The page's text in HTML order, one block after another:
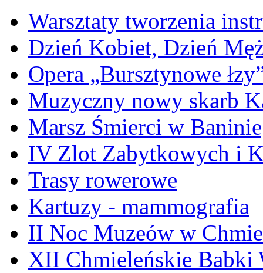
Warsztaty tworzenia
Dzień Kobiet, Dzień
Opera „Bursztynowe
Muzyczny nowy skarb
Marsz Śmierci w
IV Zlot Zabytkowych i
Trasy rowerowe
Kartuzy - mammografia
II Noc Muzeów w
XII Chmieleńskie Babki